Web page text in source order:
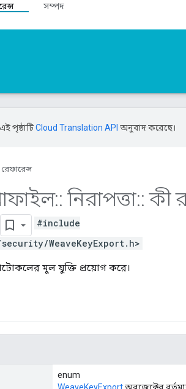
সম্পদ
এই পৃষ্ঠাটিCloud Translation API অনুবাদ করেছে।
:: নিরাপত্তা:: কী
#include
WeaveKeyExport.h>
মূল যুক্তি প্রয়োগ করে।
enum